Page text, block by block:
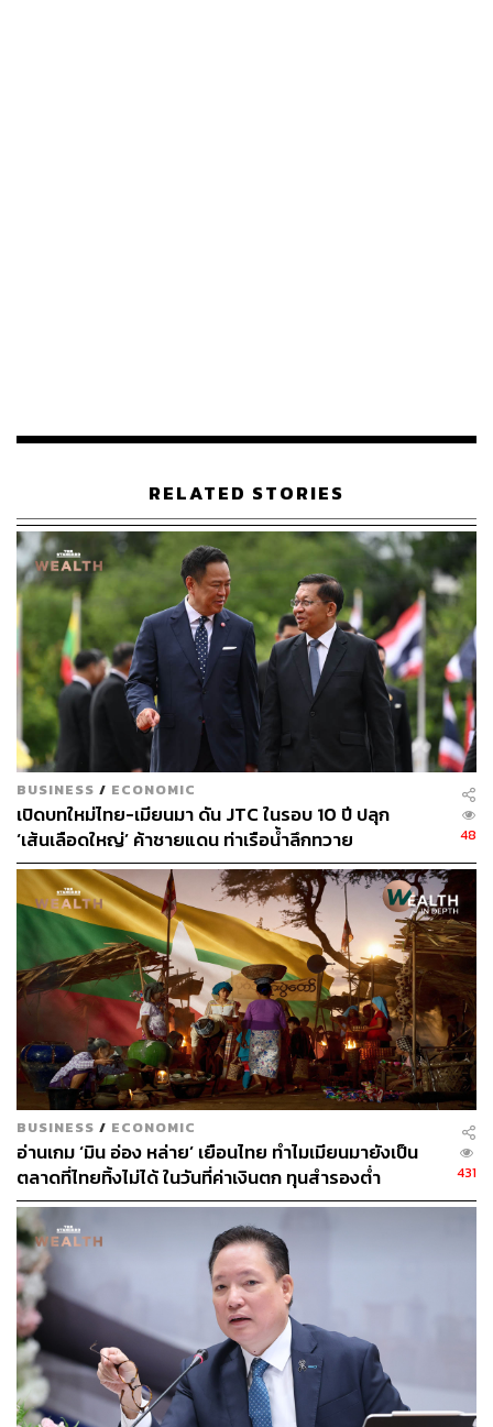
แนวโน้มหดตัวต่อเนื่องต่อไปในช่วงไตรมาส 3 ของปี 2564
เช่นเดียวกับด้านการท่องเที่ยวที่เป็นอีกเครื่องยนต์สำคัญของ
เศรษฐกิจไทย มีแนวโน้มการฟื้นตัวที่ล่าช้ามาจากผลของการ
ระบาดระลอกใหม่ ของโควิดสายพันธุ์เดลตา ทำให้แผนการ
เปิดประเทศจำเป็นต้องล่าช้าออกไป จากเดิมที่มีแผนการเปิด
รับนักท่องเที่ยวในช่วงไตรมาส 4 ของปี 2564 อาจเลื่อน
แผนการเปิดประเทศไปถึงช่วงครึ่งปีหลังของปี 2565 แม้
ปัจจุบันจะมีโครงการเปิดประเทศเพื่อต้อนรับนักท่องเที่ยวต่าง
ชาติภายใต้โครงการ Phuket Sandbox
แต่เนื่องจากเป็นเพียง
แค่โครงการนำร่อง จึงไม่สามารถเปิดรับนักท่องเที่ยวปริมาณ
มากเทียบเท่าระดับก่อนการเกิดการระบาดของโรคโควิดได้
ดังนั้นเครื่องยนต์หลักทางเศรษฐกิจที่เหลืออยู่ในปีนี้ของไทย
คือการส่งออกที่มีแนวโน้มการเติบโตดีอย่างต่อเนื่อง จาก
ดีมานด์สินค้าที่เพิ่มขึ้นตั้งแต่ช่วงปลายปี 2563 ตามการฟื้นตัว
ของเศรษฐกิจสหรัฐฯ และกลุ่มประเทศยุโรป จนทำให้สินค้า
ส่งออกหลักของไทย ทั้งกลุ่มรถยนต์และชิ้นส่วนรถยนต์และ
กลุ่มอุปกรณ์อิเล็กทรอนิกส์และคอมพิวเตอร์มีการฟื้นตัวอย่าง
ดี โดยมีการเติบโตในช่วง 5 เดือนแรกของปี 2564 อยู่ที่ 49%
และ 16% ตามลำดับ
อย่างไรก็ตาม ถึงแม้ภาคการส่งออกมีแนวโน้มการเติบโตต่อ
เนื่องในช่วงครึ่งปีหลัง 2564 จากปัจจัยสนับสนุนภายนอก
ประเทศ แต่จากการระบาดที่เพิ่มขึ้นของสายพันธุ์เดลตาใน
ปัจจุบัน
อาจส่งผลให้ภาคการส่งออกของไทยได้รับผลกระทบ
จากการระบาดในโรงงานการผลิตซึ่งหากการระบาดมี
สถานการณ์แย่ลงในอนาคตอาจมีการดำเนินมาตรการ
ควบคุมการระบาดในโรงงานการผลิตเข้มงวดเพิ่มมากขึ้น
และอาจส่งผลให้ปริมาณการผลิตสินค้าส่งออกได้น้อยลง
จากการรายงานข้อมูลผู้ติดเชื้อโควิดภายในประเทศเดือน
มิถุนายน 2564 ที่ผ่านมา พบว่า มีผู้ติดเชื้อโควิดจากการ
ทำงานในโรงงานและบริษัทกว่า 14,176 คน ซึ่งกระจายตัว
มากกว่า 40 จังหวัดทั่วประเทศไทย คิดเป็นสัดส่วนผู้ติดเชื้อ
กว่า14.2% ของยอดผู้ติดเชื้อทั้งหมดในเดือนมิถุนายนและ
RELATED STORIES
BUSINESS / ECONOMIC
เปิดบทใหม่ไทย-เมียนมา ดัน JTC ในรอบ 10 ปี ปลุก
‘เส้นเลือดใหญ่’ ค้าชายแดน ท่าเรือน้ำลึกทวาย
48
BUSINESS / ECONOMIC
อ่านเกม ‘มิน อ่อง หล่าย’ เยือนไทย ทำไมเมียนมายังเป็น
ตลาดที่ไทยทิ้งไม่ได้ ในวันที่ค่าเงินตก ทุนสำรองต่ำ
431